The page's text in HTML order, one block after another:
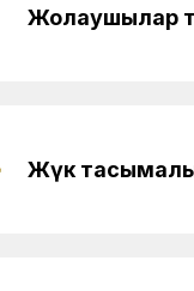
Жолаушылар
Жүк